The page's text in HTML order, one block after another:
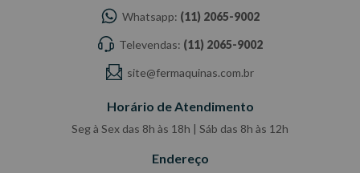
Whatsapp: (11) 2065-9002
Televendas: (11) 2065-9002
site@fermaquinas.com.br
Horário de Atendimento
Seg à Sex das 8h às 18h | Sáb das 8h às 12h
Endereço